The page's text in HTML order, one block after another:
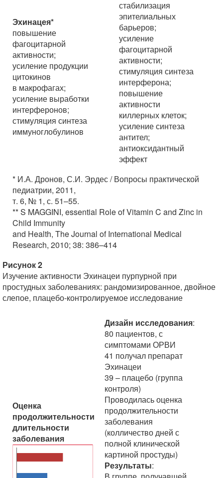
Эхинацея*
повышение
фагоцитарной
активности;
усиление продукции
цитокинов
в макрофагах;
усиление выработки
интерферонов;
стимуляция синтеза
иммуноглобулинов
стабилизация
эпителиальных
барьеров;
усиление
фагоцитарной
активности;
стимуляция синтеза
интерферона;
повышение
активности
киллерных клеток;
усиление синтеза
антител;
антиоксидантный
эффект
* И.А. Дронов, С.И. Эрдес / Вопросы практической
педиатрии, 2011,
т. 6, № 1, с. 51–55.
** S MAGGINI, essential Role of Vitamin C and Zinc in
Child Immunity
and Health, The Journal of International Medical
Research, 2010; 38: 386–414
Рисунок 2
Изучение активности Эхинацеи пурпурной при
простудных заболеваниях: рандомизированное, двойное
слепое, плацебо-контролируемое исследование
Оценка
продолжительности
длительности
заболевания
Дизайн исследования:
80 пациентов, с
симптомами ОРВИ
41 получал препарат
Эхинацеи
39 – плацебо (группа
контроля)
Проводилась оценка
продолжительности
заболевания
(колличество дней с
полной клинической
картиной простуды)
Результаты: